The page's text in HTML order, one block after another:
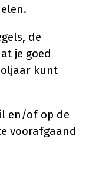
de
je goed
kunt
en/of op de
voorafgaand